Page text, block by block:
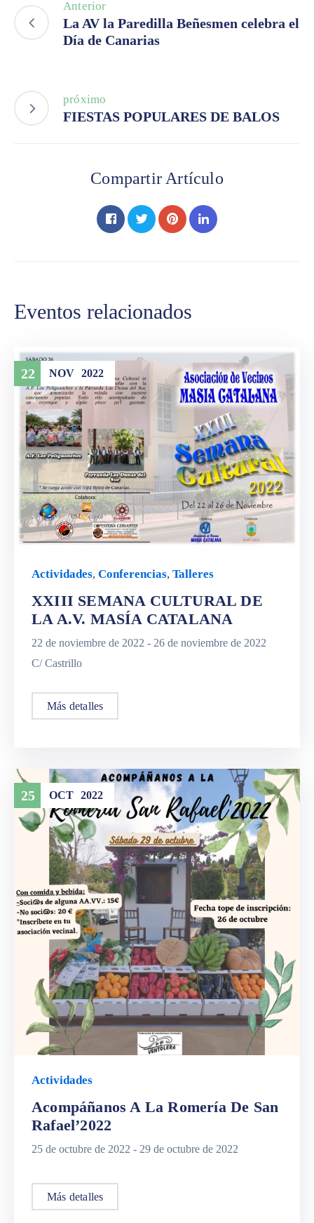
Anterior
La AV la Paredilla Beñesmen celebra el
Día de Canarias
próximo
FIESTAS POPULARES DE BALOS
Compartir Artículo
Eventos relacionados
22 NOV 2022
Actividades, Conferencias, Talleres
XXIII SEMANA CULTURAL DE
LA A.V. MASÍA CATALANA
22 de noviembre de 2022 - 26 de noviembre de 2022
C/ Castrillo
Más detalles
25 OCT 2022
Actividades
Acompáñanos A La Romería De San
Rafael’2022
25 de octubre de 2022 - 29 de octubre de 2022
Más detalles